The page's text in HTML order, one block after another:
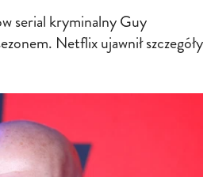
serial kryminalny Guy
Netflix ujawnił szczegóły